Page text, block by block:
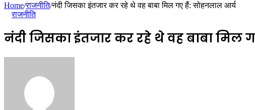
Home/राजनीति/नंदी जिसका इंतजार कर रहे थे वह बाबा मिल गए हैं: सोहनलाल आर्य
राजनीति
नंदी जिसका इंतजार कर रहे थे वह बाबा मिल